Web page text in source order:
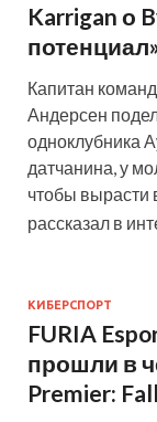
Karrigan о
Капитан
Андерсен
одноклубника
датчанина, у
чтобы вырасти
рассказал в
КИБЕРСПОРТ
FURIA
прошли в
Premier: